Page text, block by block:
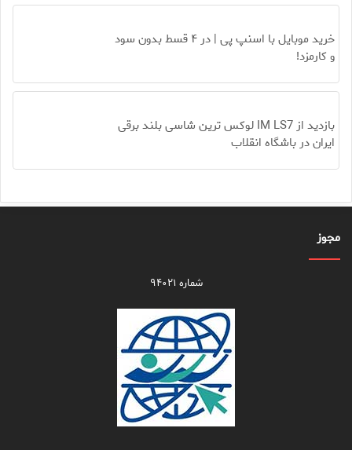
خرید موبایل با اسنپ پی | در ۴ قسط بدون سود
و کارمزد!
بازدید از IM LS7 لوکس ترین شاسی بلند برقی
ایران در باشگاه انقلاب
مجوز
شماره ۹۴۰۲۱